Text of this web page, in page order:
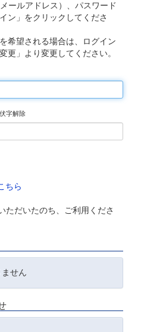
ールアドレス）、パスワード
ン」をクリックしてくださ
希望される場合は、ログイン
更」より変更してください。
字解除
ちら
ただいたのち、ご利用くださ
せん